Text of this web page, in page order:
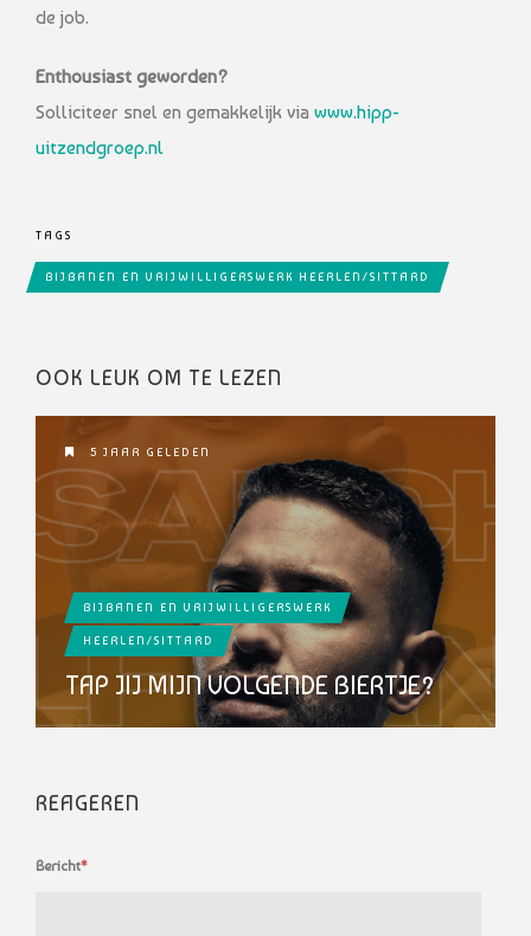
de job.
Enthousiast geworden?
Solliciteer snel en gemakkelijk via www.hipp-
uitzendgroep.nl
TAGS
BIJBANEN EN VRIJWILLIGERSWERK HEERLEN/SITTARD
OOK LEUK OM TE LEZEN
5 JAAR GELEDEN
BIJBANEN EN VRIJWILLIGERSWERK
HEERLEN/SITTARD
TAP JIJ MIJN VOLGENDE BIERTJE?
REAGEREN
Bericht*